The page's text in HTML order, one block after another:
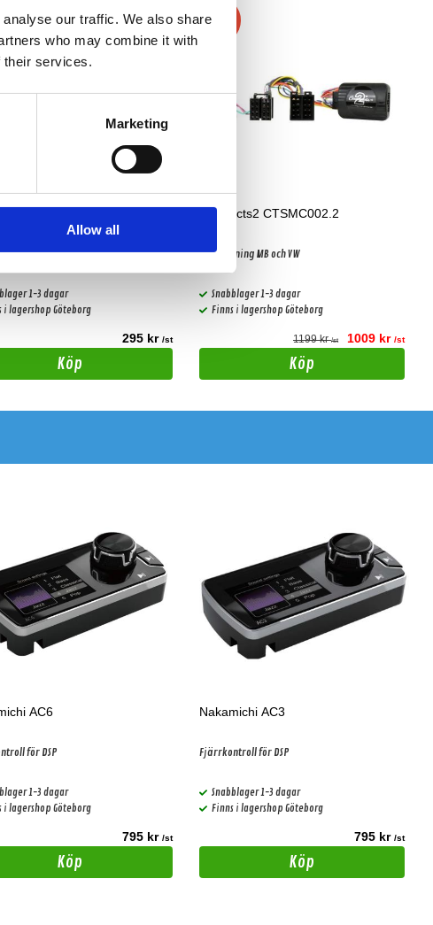
our traffic. We also share
who may combine it with
their services.
Marketing
Allow all
40.108.1
Mercedes
1-3 dagar
i lagershop Göteborg
295 kr /st
Köp
-16%
Connects2 CTSMC002.2
Rattstyrning MB och VW
Snabblager 1-3 dagar
Finns i lagershop Göteborg
1199 kr/st 1009 kr /st
Köp
AC6
för DSP
1-3 dagar
i lagershop Göteborg
795 kr /st
Köp
Nakamichi AC3
Fjärrkontroll för DSP
Snabblager 1-3 dagar
Finns i lagershop Göteborg
795 kr /st
Köp